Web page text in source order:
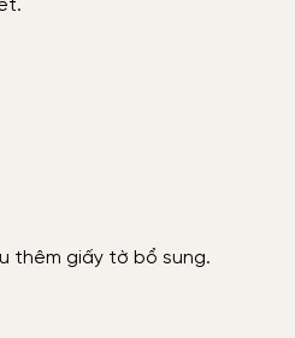
thêm giấy tờ bổ sung.